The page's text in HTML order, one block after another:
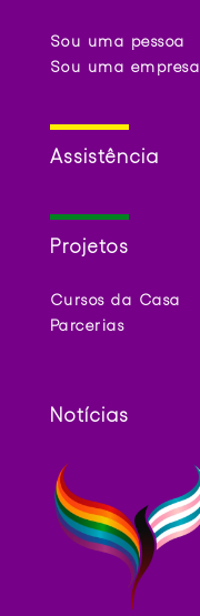
Sou uma pessoa
Sou uma empresa
Assistência
Projetos
Cursos da Casa
Parcerias
Notícias